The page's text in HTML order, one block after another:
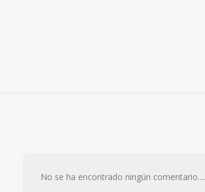
No se ha encontrado ningún comentario....